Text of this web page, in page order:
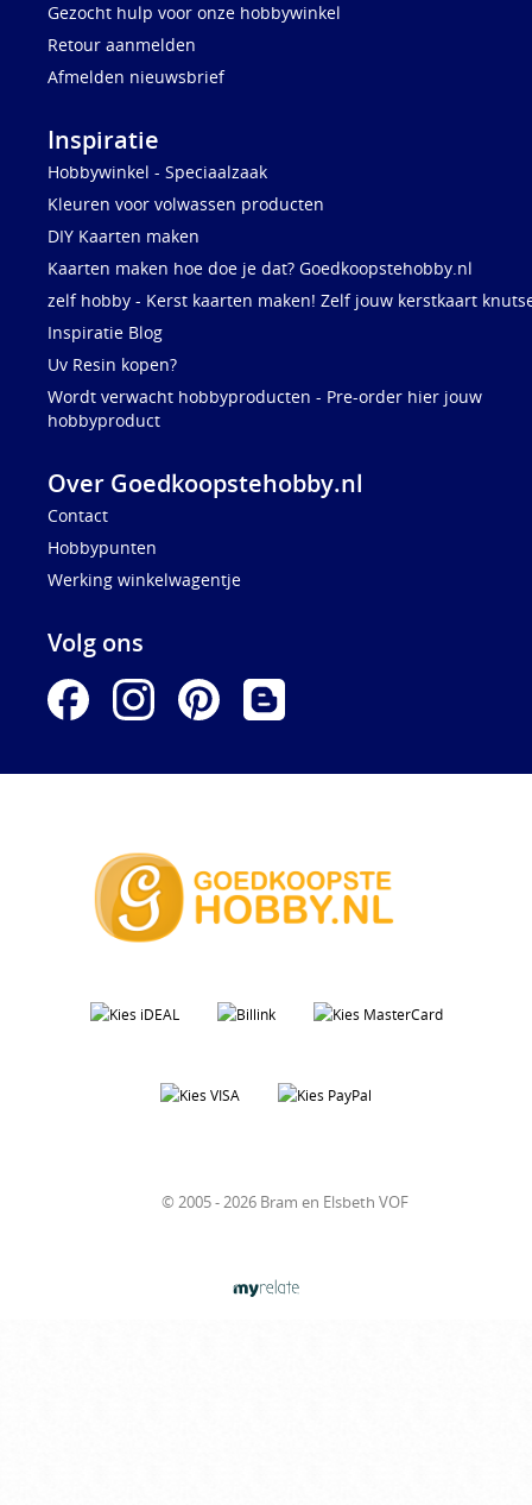
Gezocht hulp voor onze hobbywinkel
Retour aanmelden
Afmelden nieuwsbrief
Inspiratie
Hobbywinkel - Speciaalzaak
Kleuren voor volwassen producten
DIY Kaarten maken
Kaarten maken hoe doe je dat? Goedkoopstehobby.nl
zelf hobby - Kerst kaarten maken! Zelf jouw kerstkaart
Inspiratie Blog
Uv Resin kopen?
Wordt verwacht hobbyproducten - Pre-order hier jouw
hobbyproduct
Over Goedkoopstehobby.nl
Contact
Hobbypunten
Werking winkelwagentje
Volg ons
© 2005 - 2026 Bram en Elsbeth VOF